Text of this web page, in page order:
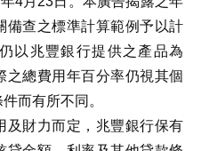
備查之標準計算範例予以計
以兆豐銀行提供之產品為
之總費用年百分率仍視其個
而有所不同。
及財力而定，兆豐銀行保有